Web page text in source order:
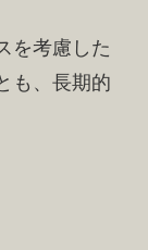
を考慮した
も、長期的